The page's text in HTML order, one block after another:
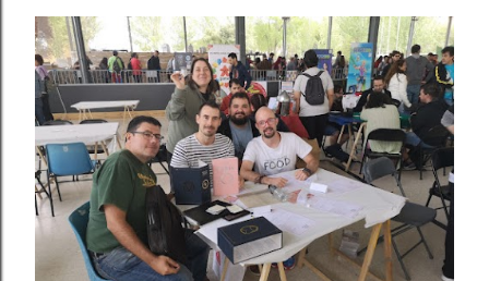
t
r
a
d
a
s